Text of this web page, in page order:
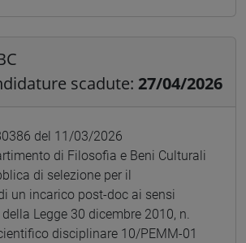
scadute: 27/04/2026
del 11/03/2026
di Filosofia e Beni Culturali
di selezione per il
un incarico post-doc ai sensi
della Legge 30 dicembre 2010, n.
disciplinare 10/PEMM-01